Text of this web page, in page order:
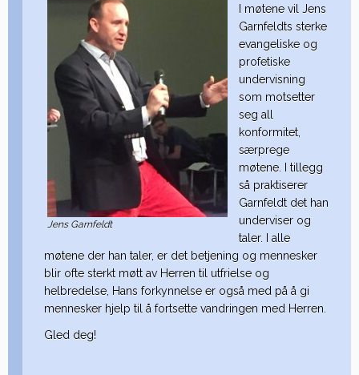
Jens Garnfeldt
I møtene vil Jens
Garnfeldts sterke
evangeliske og
profetiske
undervisning
som motsetter
seg all
konformitet,
særprege
møtene. I tillegg
så praktiserer
Garnfeldt det han
underviser og
taler. I alle
møtene der han taler, er det betjening og mennesker
blir ofte sterkt møtt av Herren til utfrielse og
helbredelse, Hans forkynnelse er også med på å gi
mennesker hjelp til å fortsette vandringen med Herren.
Gled deg!